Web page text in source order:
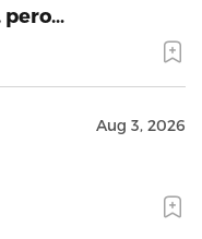
pero…
Aug 3, 2026